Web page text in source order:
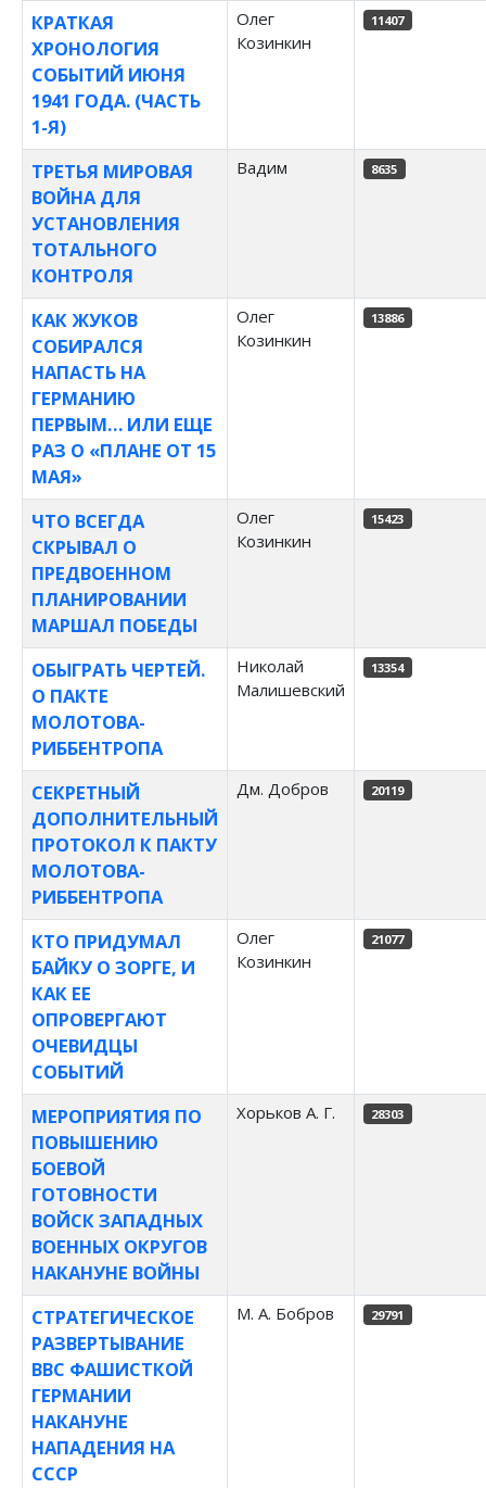
КРАТКАЯ
ХРОНОЛОГИЯ
СОБЫТИЙ ИЮНЯ
1941 ГОДА. (ЧАСТЬ
1-Я)
Олег
Козинкин
11407
ТРЕТЬЯ МИРОВАЯ
ВОЙНА ДЛЯ
УСТАНОВЛЕНИЯ
ТОТАЛЬНОГО
КОНТРОЛЯ
Вадим 8635
КАК ЖУКОВ
СОБИРАЛСЯ
НАПАСТЬ НА
ГЕРМАНИЮ
ПЕРВЫМ… ИЛИ ЕЩЕ
РАЗ О «ПЛАНЕ ОТ 15
МАЯ»
Олег
Козинкин
13886
ЧТО ВСЕГДА
СКРЫВАЛ О
ПРЕДВОЕННОМ
ПЛАНИРОВАНИИ
МАРШАЛ ПОБЕДЫ
Олег
Козинкин
15423
ОБЫГРАТЬ ЧЕРТЕЙ.
О ПАКТЕ
МОЛОТОВА-
РИББЕНТРОПА
Николай
Малишевский
13354
СЕКРЕТНЫЙ
ДОПОЛНИТЕЛЬНЫЙ
ПРОТОКОЛ К ПАКТУ
МОЛОТОВА-
РИББЕНТРОПА
Дм. Добров 20119
КТО ПРИДУМАЛ
БАЙКУ О ЗОРГЕ, И
КАК ЕЕ
ОПРОВЕРГАЮТ
ОЧЕВИДЦЫ
СОБЫТИЙ
Олег
Козинкин
21077
МЕРОПРИЯТИЯ ПО
ПОВЫШЕНИЮ
БОЕВОЙ
ГОТОВНОСТИ
ВОЙСК ЗАПАДНЫХ
ВОЕННЫХ ОКРУГОВ
НАКАНУНЕ ВОЙНЫ
Хорьков А. Г. 28303
СТРАТЕГИЧЕСКОЕ
РАЗВЕРТЫВАНИЕ
ВВС ФАШИСТКОЙ
ГЕРМАНИИ
НАКАНУНЕ
НАПАДЕНИЯ НА
СССР
М. А. Бобров 29791